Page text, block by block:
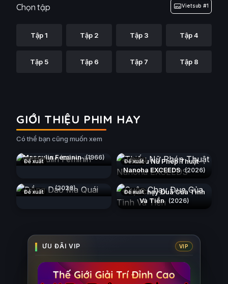
Chọn tập Vietsub #1
Tập 1 Tập 2 Tập 3 Tập 4
Tập 5 Tập 6 Tập 7 Tập 8
GIỚI THIỆU PHIM HAY
Có thể bạn cũng muốn xem
Đề xuất
Masculin Féminin (1966) Đề xuất
Thiếu Nữ Phép Thuật
Nanoha EXCEEDS (2026)
Đề xuất (2026) Đề xuất
Cuộc Chạy Đua Của Tình
Và Tiền (2026)